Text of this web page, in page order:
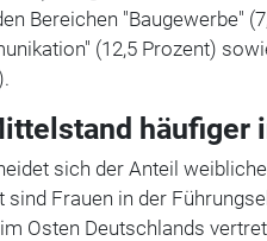
Bereichen "Baugewerbe"
(12,5 Prozent)
häufiger
sich der Anteil
Frauen in der
Osten Deutschlands